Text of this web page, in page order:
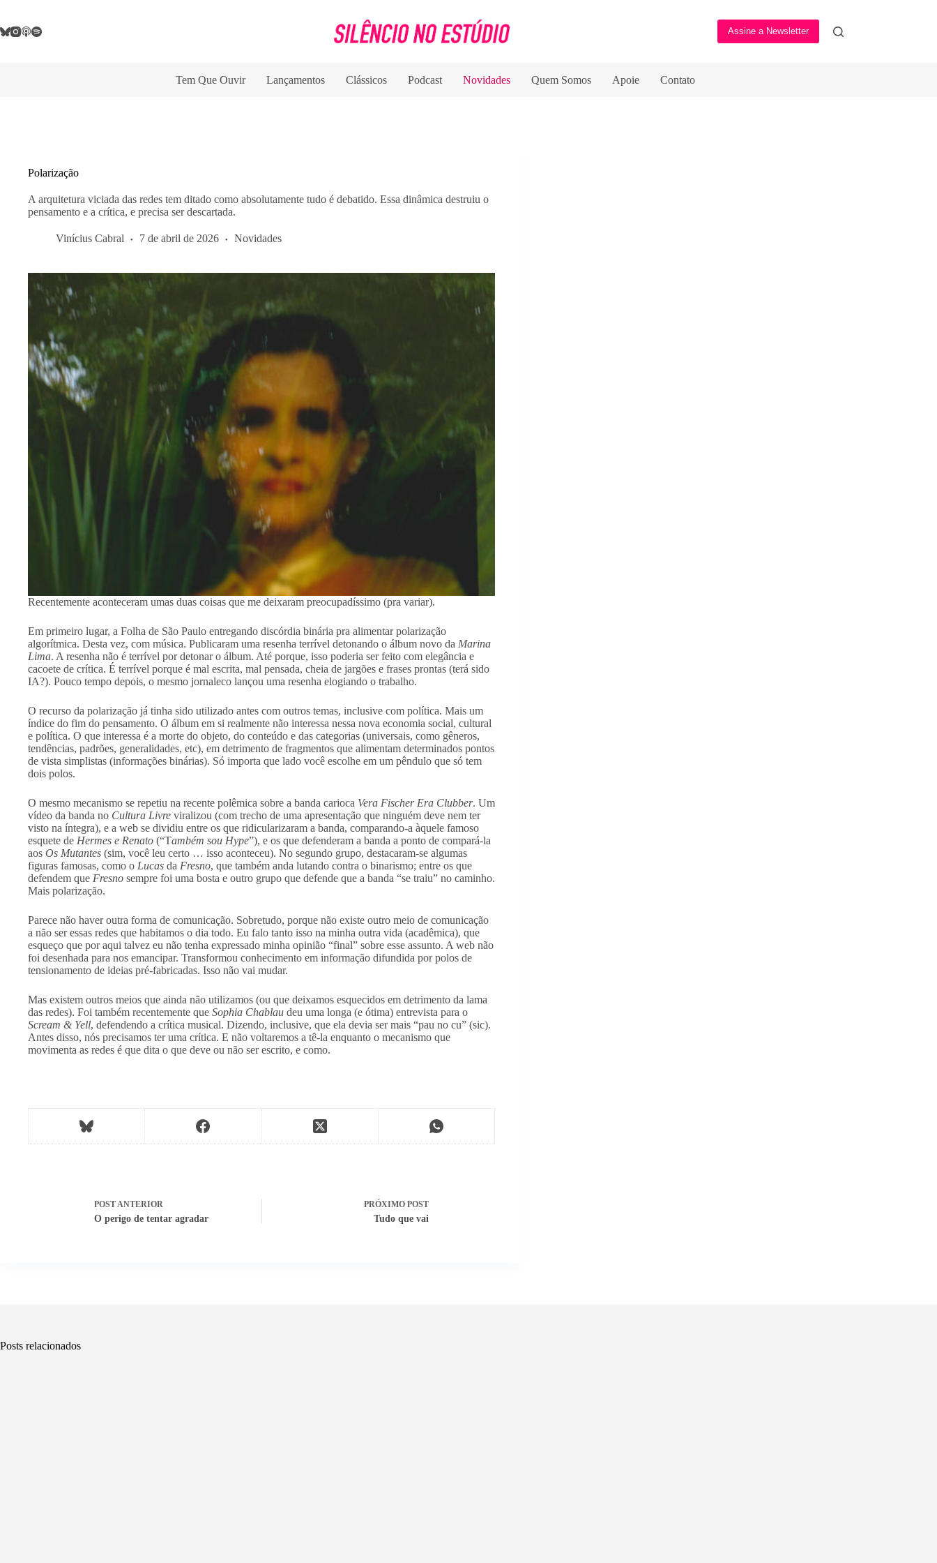
o
Assine a Newsletter
Tem Que Ouvir Lançamentos Clássicos Podcast Novidades Quem Somos Apoie Contato
Polarização
A arquitetura viciada das redes tem ditado como absolutamente tudo é debatido. Essa dinâmica destruiu o
pensamento e a crítica, e precisa ser descartada.
Vinícius Cabral 7 de abril de 2026 Novidades
Recentemente aconteceram umas duas coisas que me deixaram preocupadíssimo (pra variar).
Em primeiro lugar, a Folha de São Paulo entregando discórdia binária pra alimentar polarização
algorítmica. Desta vez, com música. Publicaram uma resenha terrível detonando o álbum novo da Marina
Lima. A resenha não é terrível por detonar o álbum. Até porque, isso poderia ser feito com elegância e
cacoete de crítica. É terrível porque é mal escrita, mal pensada, cheia de jargões e frases prontas (terá sido
IA?). Pouco tempo depois, o mesmo jornaleco lançou uma resenha elogiando o trabalho.
O recurso da polarização já tinha sido utilizado antes com outros temas, inclusive com política. Mais um
índice do fim do pensamento. O álbum em si realmente não interessa nessa nova economia social, cultural
e política. O que interessa é a morte do objeto, do conteúdo e das categorias (universais, como gêneros,
tendências, padrões, generalidades, etc), em detrimento de fragmentos que alimentam determinados pontos
de vista simplistas (informações binárias). Só importa que lado você escolhe em um pêndulo que só tem
dois polos.
O mesmo mecanismo se repetiu na recente polêmica sobre a banda carioca Vera Fischer Era Clubber. Um
vídeo da banda no Cultura Livre viralizou (com trecho de uma apresentação que ninguém deve nem ter
visto na íntegra), e a web se dividiu entre os que ridicularizaram a banda, comparando-a àquele famoso
esquete de Hermes e Renato (“Também sou Hype”), e os que defenderam a banda a ponto de compará-la
aos Os Mutantes (sim, você leu certo … isso aconteceu). No segundo grupo, destacaram-se algumas
figuras famosas, como o Lucas da Fresno, que também anda lutando contra o binarismo; entre os que
defendem que Fresno sempre foi uma bosta e outro grupo que defende que a banda “se traiu” no caminho.
Mais polarização.
Parece não haver outra forma de comunicação. Sobretudo, porque não existe outro meio de comunicação
a não ser essas redes que habitamos o dia todo. Eu falo tanto isso na minha outra vida (acadêmica), que
esqueço que por aqui talvez eu não tenha expressado minha opinião “final” sobre esse assunto. A web não
foi desenhada para nos emancipar. Transformou conhecimento em informação difundida por polos de
tensionamento de ideias pré-fabricadas. Isso não vai mudar.
Mas existem outros meios que ainda não utilizamos (ou que deixamos esquecidos em detrimento da lama
das redes). Foi também recentemente que Sophia Chablau deu uma longa (e ótima) entrevista para o
Scream & Yell, defendendo a crítica musical. Dizendo, inclusive, que ela devia ser mais “pau no cu” (sic).
Antes disso, nós precisamos ter uma crítica. E não voltaremos a tê-la enquanto o mecanismo que
movimenta as redes é que dita o que deve ou não ser escrito, e como.
POST ANTERIOR
O perigo de tentar agradar
PRÓXIMO POST
Tudo que vai
Posts relacionados